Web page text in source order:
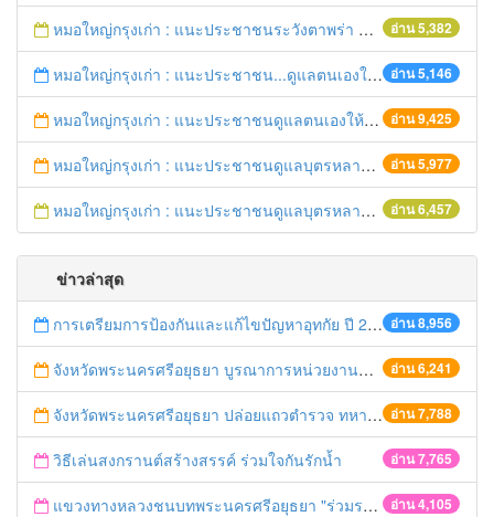
อ่าน 5,382
หมอใหญ่กรุงเก่า : แนะประชาชนระวังตาพร่า ปวดศีรษะ ชาครึ่งซีก เสี่ยงอัมพฤกษ์ อัมพาต
อ่าน 5,146
หมอใหญ่กรุงเก่า : แนะประชาชน...ดูแลตนเองให้ห่างไกลโรค...ในช่วงฤดูร้อน
อ่าน 9,425
หมอใหญ่กรุงเก่า : แนะประชาชนดูแลตนเองให้ห่างไกลวัณโรค
อ่าน 5,977
หมอใหญ่กรุงเก่า : แนะประชาชนดูแลบุตรหลาน ป้องกันเด็กจมน้ำตายในช่วงฤดูร้อน
อ่าน 6,457
หมอใหญ่กรุงเก่า : แนะประชาชนดูแลบุตรหลาน ป้องกันเด็กจมน้ำตายในช่วงฤดูร้อน
ข่าวล่าสุด
อ่าน 8,956
การเตรียมการป้องกันและแก้ไขปัญหาอุทกัย ปี 2561
อ่าน 6,241
จังหวัดพระนครศรีอยุธยา บูรณาการหน่วยงานที่เกี่ยวข้อง ลงพื้นที่จัดระเบียบและดำเนินมาตรการตามบทลงโทษสูงสุดกับผู้ประกอบการร้านค้าที่ยังฝ่าฝืนตั้งร้านค้ารุกล้ำเขตพื้นที่ทางหลวง เตรียมความปลอดภัยก่อนเทศกาลสงกรานต์
อ่าน 7,788
จังหวัดพระนครศรีอยุธยา ปล่อยแถวตำรวจ ทหาร ฝ่ายปกครอง กว่า 100 นาย ตรวจเข้มท่ารถสาธารณะ สถานีขนส่งรถโดยสาร วินรถตู้ และสถานีรถไฟ เตรียมรับมือเทศกาลสงกรานต์
อ่าน 7,765
วิธีเล่นสงกรานต์สร้างสรรค์ ร่วมใจกันรักน้ำ
อ่าน 4,105
แขวงทางหลวงชนบทพระนครศรีอยุธยา "ร่วมรณรงค์ ขับช้า เปิดไฟหน้า คาดเข็มขัด" เทศกาลสงกรานต์ ปี 2561